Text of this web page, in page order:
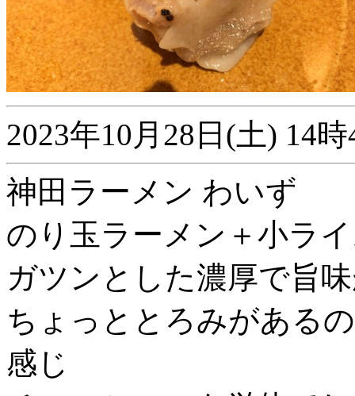
2023年10月28日(土) 14
神田ラーメン わいず
のり玉ラーメン＋小ラ
ガツンとした濃厚で旨
ちょっととろみがある
感じ